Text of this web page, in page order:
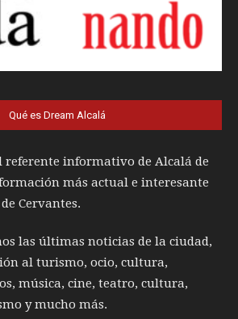
Qué es Dream Alcalá
referente informativo de Alcalá de
más actual e interesante
Cervantes.
las últimas noticias de la ciudad,
al turismo, ocio, cultura,
música, cine, teatro, cultura,
y mucho más.